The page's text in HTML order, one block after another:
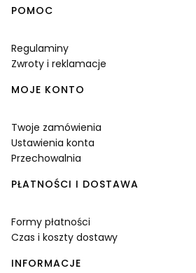
Linki w stopce
POMOC
Regulaminy
Zwroty i reklamacje
MOJE KONTO
Twoje zamówienia
Ustawienia konta
Przechowalnia
PŁATNOŚCI I DOSTAWA
Formy płatności
Czas i koszty dostawy
INFORMACJE